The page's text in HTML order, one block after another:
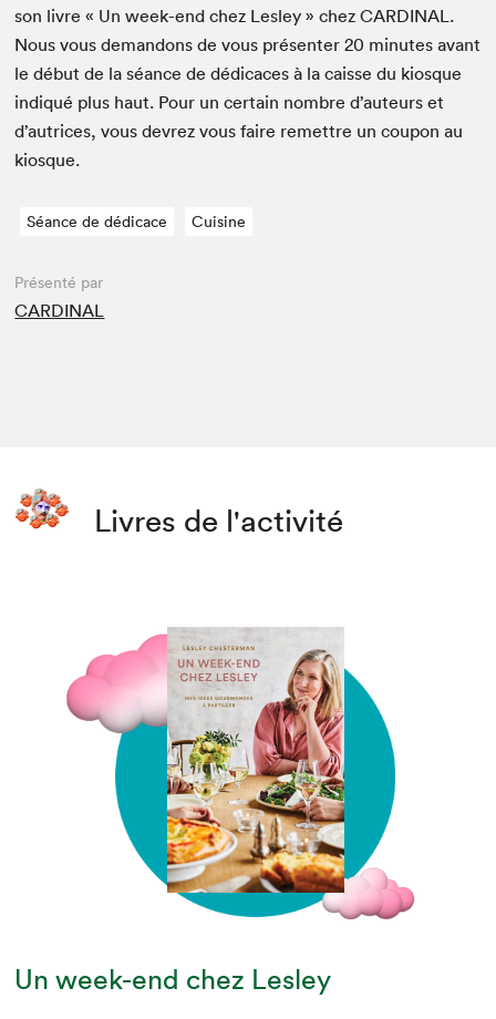
son livre « Un week-end chez Les­ley » chezCAR­DI­NAL.
Nous vous deman­dons de vous présen­ter20 min­utes avant
le début de la séance de dédi­caces à la caisse du kiosque
indiqué plus haut. Pour un cer­tain nom­bre d’auteurs et
d’autrices, vous devrez vous faire remet­tre un coupon au
kiosque.
Séance de dédicace Cuisine
Présenté par
CARDINAL
Livres de l'activité
Un week-end chez Lesley